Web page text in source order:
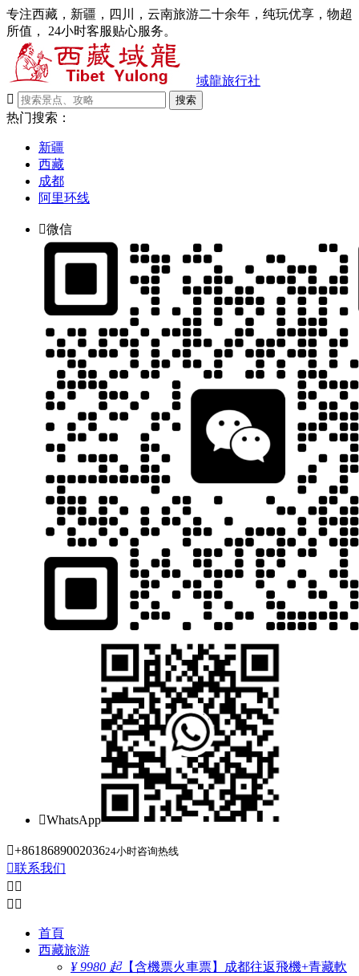
专注西藏，新疆，四川，云南旅游二十余年，纯玩优享，物超
所值， 24小时客服贴心服务。
域龍旅行社

搜索
热门搜索：
新疆
西藏
成都
阿里环线
微信
WhatsApp
+861868900203624小时咨询热线
联系我们
 
 
首頁
西藏旅游
¥ 9980 起【含機票火車票】成都往返飛機+青藏軟